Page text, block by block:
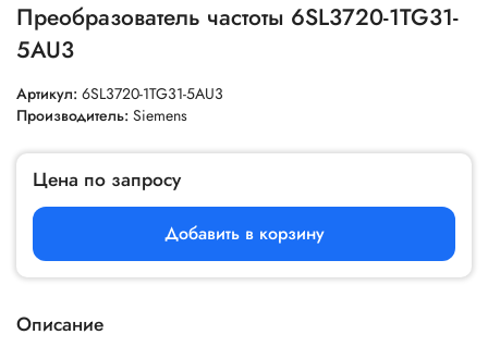
Преобразователь частоты 6SL3720-1TG31-
5AU3
Артикул: 6SL3720-1TG31-5AU3
Производитель: Siemens
Цена по запросу
Добавить в корзину
Описание